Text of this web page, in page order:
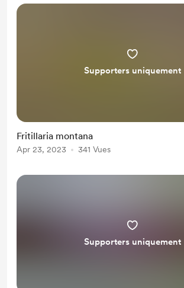
Supporters uniquement
Fritillaria montana
Apr 23, 2023 341 Vues
Supporters uniquement